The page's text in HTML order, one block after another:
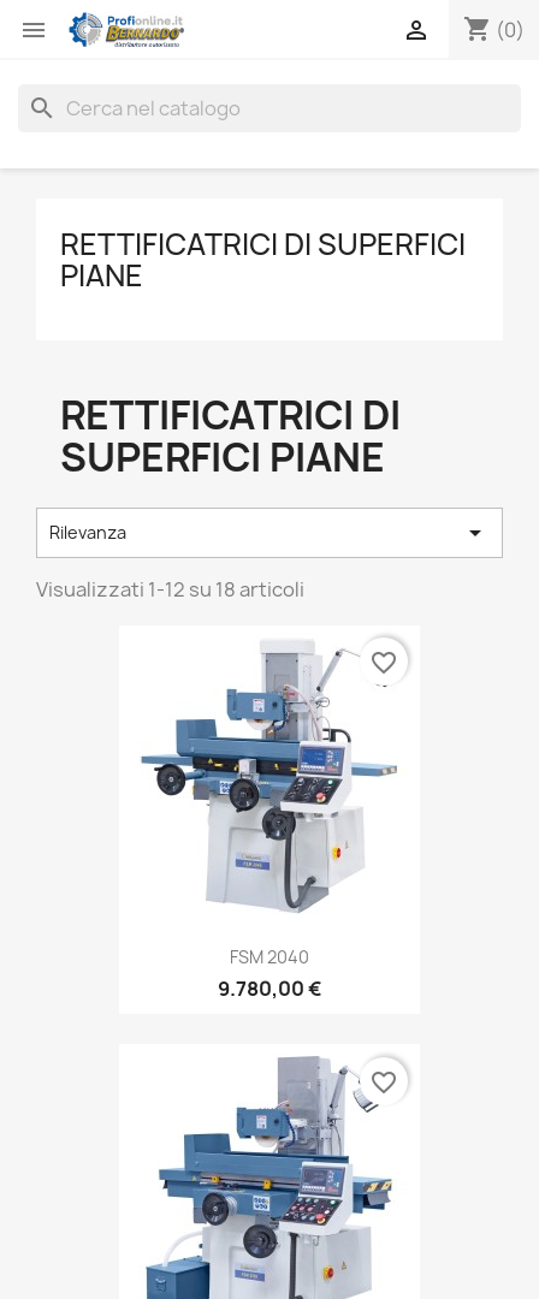
 shopping_cart (0)

search
RETTIFICATRICI DI SUPERFICI
PIANE
RETTIFICATRICI DI
SUPERFICI PIANE
Rilevanza 
Visualizzati 1-12 su 18 articoli
FSM 2040
9.780,00 €
favorite_border
favorite_border